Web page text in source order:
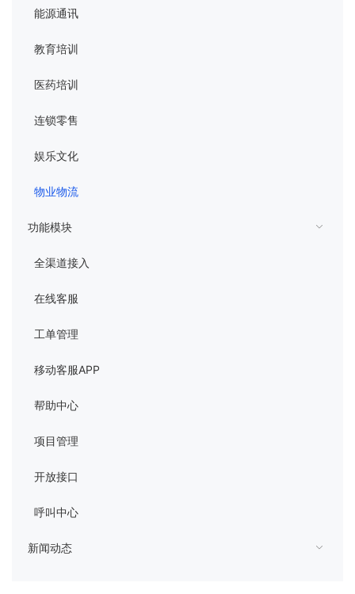
能源通讯
教育培训
医药培训
连锁零售
娱乐文化
物业物流
功能模块
全渠道接入
在线客服
工单管理
移动客服APP
帮助中心
项目管理
开放接口
呼叫中心
新闻动态